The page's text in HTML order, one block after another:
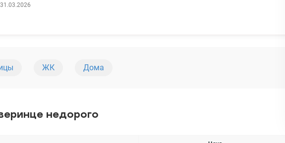
ЖК Дома
недорого